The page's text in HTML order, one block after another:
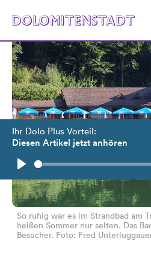
Ihr Dolo Plus Vorteil:
Diesen Artikel jetzt anhören
Play
So ruhig war es im Strandbad am
heißen Sommer nur selten. Das
Besucher. Foto: Fred